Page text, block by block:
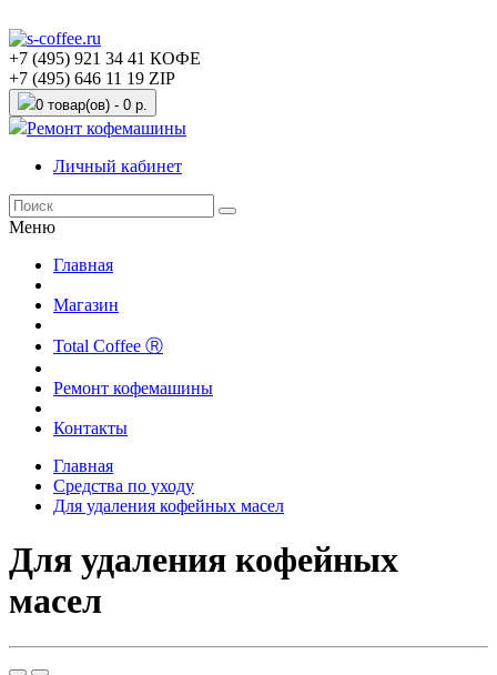
+7 (495) 921 34 41 КОФЕ
+7 (495) 646 11 19 ZIP
0 товар(ов) - 0 р.
Ремонт кофемашины
Личный кабинет
Меню
Главная
Магазин
Total Coffee Ⓡ
Ремонт кофемашины
Контакты
Главная
Средства по уходу
Для удаления кофейных масел
Для удаления кофейных
масел